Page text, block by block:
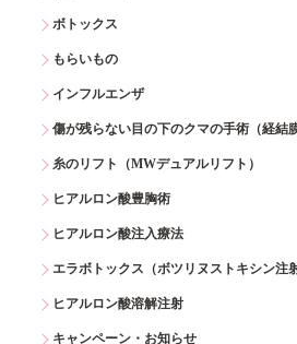
ボトックス
もらいもの
インフルエンザ
傷が残らない目の下のクマの手術（経結
糸のリフト（MWデュアルリフト）
ヒアルロン酸豊胸術
ヒアルロン酸注入療法
エラボトックス（ボツリヌストキシン注射
ヒアルロン酸溶解注射
キャンペーン・お知らせ